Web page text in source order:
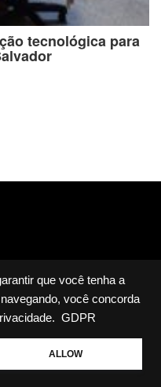
que você tenha a
você concorda
. GDPR
ALLOW
tecnológica para
Cultura & Arte